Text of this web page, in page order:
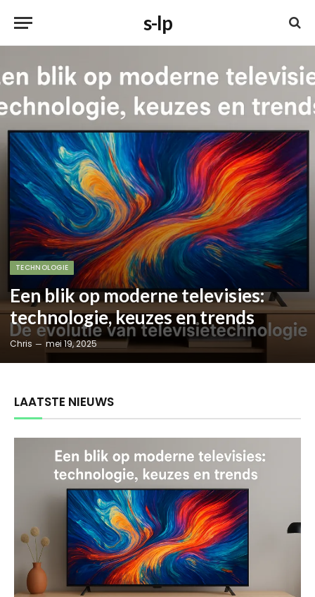
s-lp
TECHNOLOGIE
Een blik op moderne televisies:
technologie, keuzes en trends
Chris mei 19, 2025
LAATSTE NIEUWS